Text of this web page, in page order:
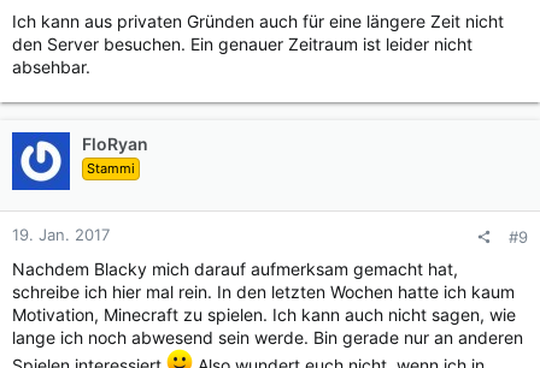
Ich kann aus privaten Gründen auch für eine längere Zeit nicht
den Server besuchen. Ein genauer Zeitraum ist leider nicht
absehbar.
FloRyan
Stammi
19. Jan. 2017 #9
Nachdem Blacky mich darauf aufmerksam gemacht hat,
schreibe ich hier mal rein. In den letzten Wochen hatte ich kaum
Motivation, Minecraft zu spielen. Ich kann auch nicht sagen, wie
lange ich noch abwesend sein werde. Bin gerade nur an anderen